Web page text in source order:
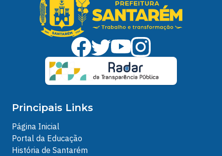
Principais Links
Página Inicial
Portal da Educação
História de Santarém